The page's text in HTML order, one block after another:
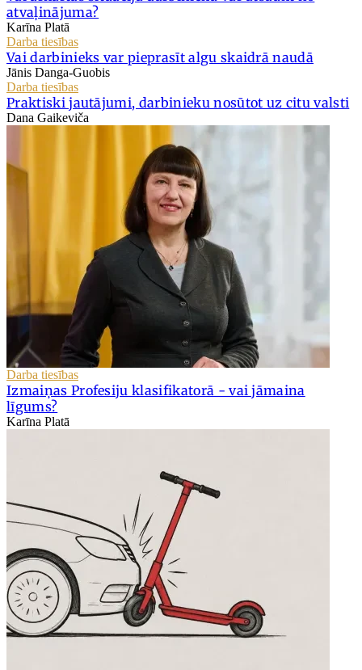
atvaļinājuma?
Karīna Platā
Darba tiesības
Vai darbinieks var pieprasīt algu skaidrā naudā
Jānis Danga-Guobis
Darba tiesības
Praktiski jautājumi, darbinieku nosūtot uz citu valsti
Dana Gaikeviča
Darba tiesības
Izmaiņas Profesiju klasifikatorā - vai jāmaina
līgums?
Karīna Platā